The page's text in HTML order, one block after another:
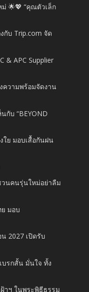
🌟💖 “คุณตัวเล็ก
กับ Trip.com จัด
& APC Supplier
วามพร้อมจัดงาน
กับ “BEYOND
ใย มอบเสื้อกันฝน
นคนรุ่นใหม่อย่าลืม
ย มอบ
2027 เปิดรับ
รกสั้น มั่นใจ ทั้ง
าฯ ในพระพิธีธรรม